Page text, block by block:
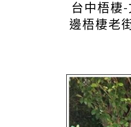
台中梧棲
邊梧棲老